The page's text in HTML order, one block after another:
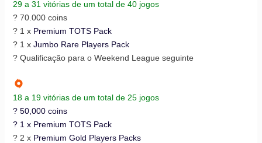
29 a 31 vitórias de um total de 40 jogos
? 70.000 coins
? 1 x Premium TOTS Pack
? 1 x Jumbo Rare Players Pack
? Qualificação para o Weekend League seguinte
18 a 19 vitórias de um total de 25 jogos
? 50,000 coins
? 1 x Premium TOTS Pack
? 2 x Premium Gold Players Packs